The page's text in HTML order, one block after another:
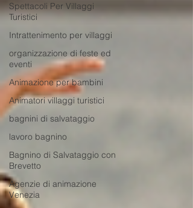
Spettacoli Per Villaggi
Turistici
Intrattenimento per villaggi
organizzazione di feste ed
eventi
Animazione per bambini
Animatori villaggi turistici
bagnini di salvataggio
lavoro bagnino
Bagnino di Salvataggio con
Brevetto
Agenzie di animazione
Venezia